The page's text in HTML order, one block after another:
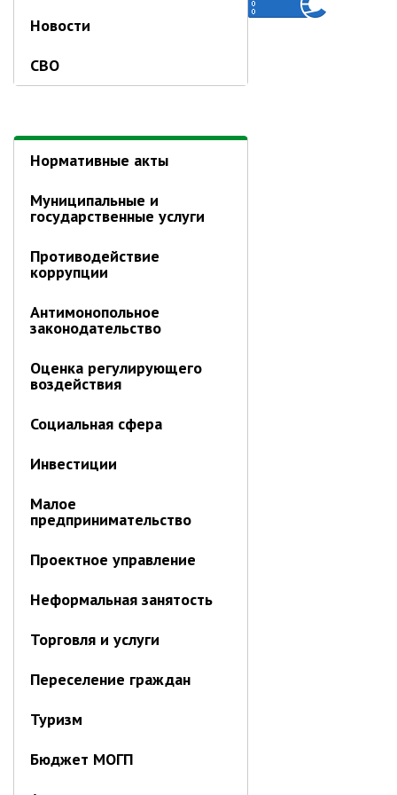
РАБОТА С ОБЩЕСТВЕННОСТЬЮ
Пресс-конференции
Некоммерческие организации
Редакция газеты «Вести»
Органы власти
Дума МОГП
Избирательная комиссия
Суд
Противодействие экстремизму
ОМВД по г. Партизанску
МИФНС № 16 по ПК
Фонд пенсионного и социального
Отдел статистики
Партизанске
Новости
СВО
Нормативные акты
Муниципальные и
государственные услуги
Противодействие
коррупции
Антимонопольное
законодательство
Оценка регулирующего
воздействия
Социальная сфера
Инвестиции
Малое
предпринимательство
Проектное управление
Неформальная занятость
Торговля и услуги
Переселение граждан
Туризм
Бюджет МОГП